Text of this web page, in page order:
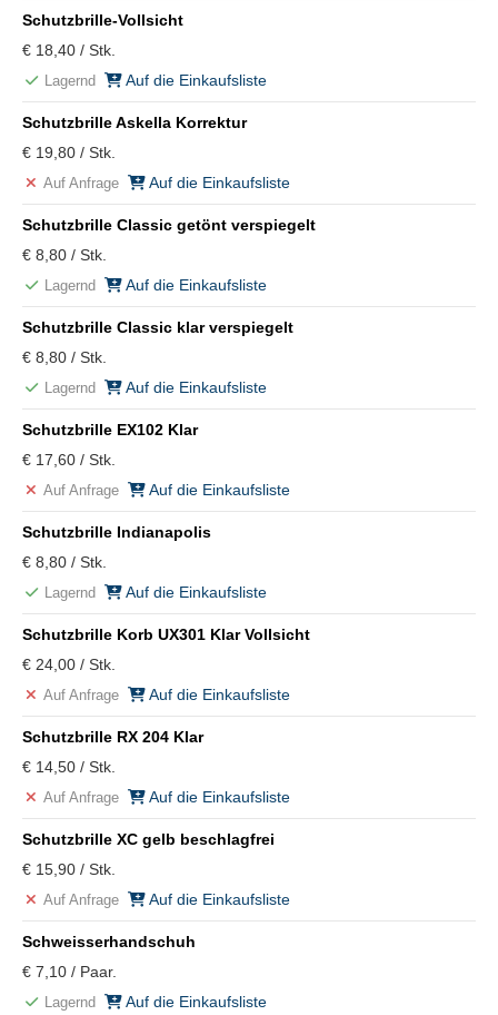
Schutzbrille-Vollsicht
€ 18,40 / Stk.
Lagernd Auf die Einkaufsliste
Schutzbrille Askella Korrektur
€ 19,80 / Stk.
Auf Anfrage Auf die Einkaufsliste
Schutzbrille Classic getönt verspiegelt
€ 8,80 / Stk.
Lagernd Auf die Einkaufsliste
Schutzbrille Classic klar verspiegelt
€ 8,80 / Stk.
Lagernd Auf die Einkaufsliste
Schutzbrille EX102 Klar
€ 17,60 / Stk.
Auf Anfrage Auf die Einkaufsliste
Schutzbrille Indianapolis
€ 8,80 / Stk.
Lagernd Auf die Einkaufsliste
Schutzbrille Korb UX301 Klar Vollsicht
€ 24,00 / Stk.
Auf Anfrage Auf die Einkaufsliste
Schutzbrille RX 204 Klar
€ 14,50 / Stk.
Auf Anfrage Auf die Einkaufsliste
Schutzbrille XC gelb beschlagfrei
€ 15,90 / Stk.
Auf Anfrage Auf die Einkaufsliste
Schweisserhandschuh
€ 7,10 / Paar.
Lagernd Auf die Einkaufsliste